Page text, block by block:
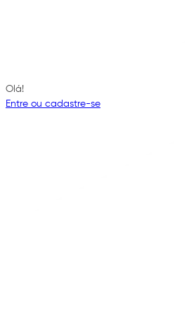
Olá!
Entre ou cadastre-se